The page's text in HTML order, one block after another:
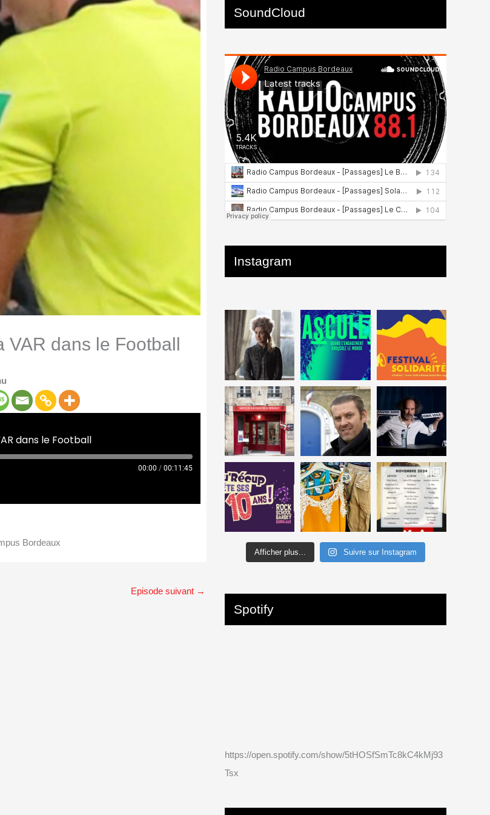
VAR dans le Football
dans le Football
00:00 / 00:11:45
Bordeaux
Episode suivant →
SoundCloud
Instagram
Afficher plus... Suivre sur Instagram
Spotify
https://open.spotify.com/show/5tHOSfSmTc8kC4kMj93
Tsx